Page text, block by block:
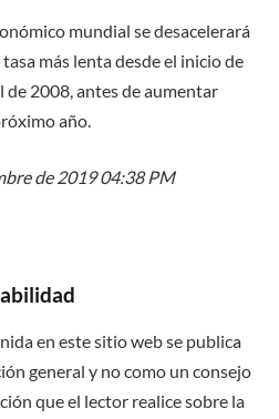
mundial se desacelerará
más lenta desde el inicio de
2008, antes de aumentar
año.
de 2019 04:38 PM
en este sitio web se publica
general y no como un consejo
que el lector realice sobre la